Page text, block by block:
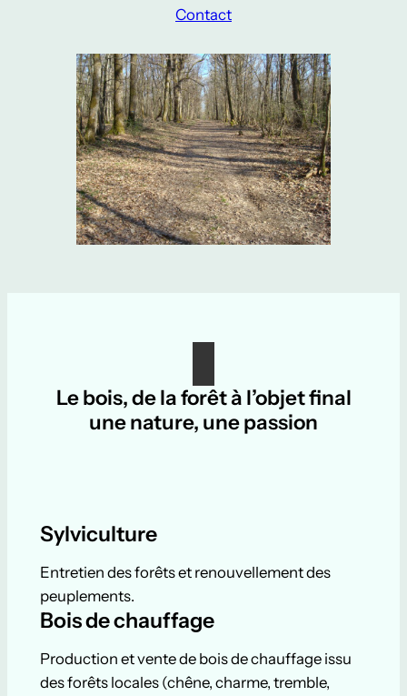
Contact
Le bois, de la forêt à l’objet final
une nature, une passion
Sylviculture
Entretien des forêts et renouvellement des
peuplements.
Bois de chauffage
Production et vente de bois de chauffage issu
des forêts locales (chêne, charme, tremble,